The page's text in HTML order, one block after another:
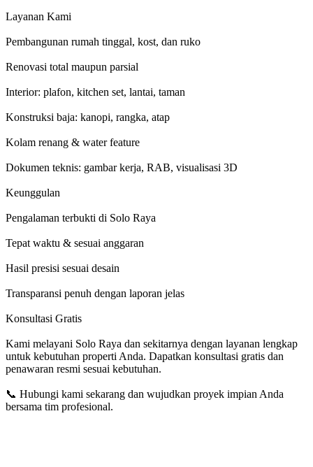
Layanan Kami
Pembangunan rumah tinggal, kost, dan ruko
Renovasi total maupun parsial
Interior: plafon, kitchen set, lantai, taman
Konstruksi baja: kanopi, rangka, atap
Kolam renang & water feature
Dokumen teknis: gambar kerja, RAB, visualisasi 3D
Keunggulan
Pengalaman terbukti di Solo Raya
Tepat waktu & sesuai anggaran
Hasil presisi sesuai desain
Transparansi penuh dengan laporan jelas
Konsultasi Gratis
Kami melayani Solo Raya dan sekitarnya dengan layanan lengkap
untuk kebutuhan properti Anda. Dapatkan konsultasi gratis dan
penawaran resmi sesuai kebutuhan.
📞 Hubungi kami sekarang dan wujudkan proyek impian Anda
bersama tim profesional.